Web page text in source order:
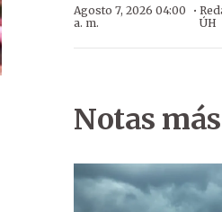
Agosto 7, 2026 04:00
a. m.
·
ÚH
Notas